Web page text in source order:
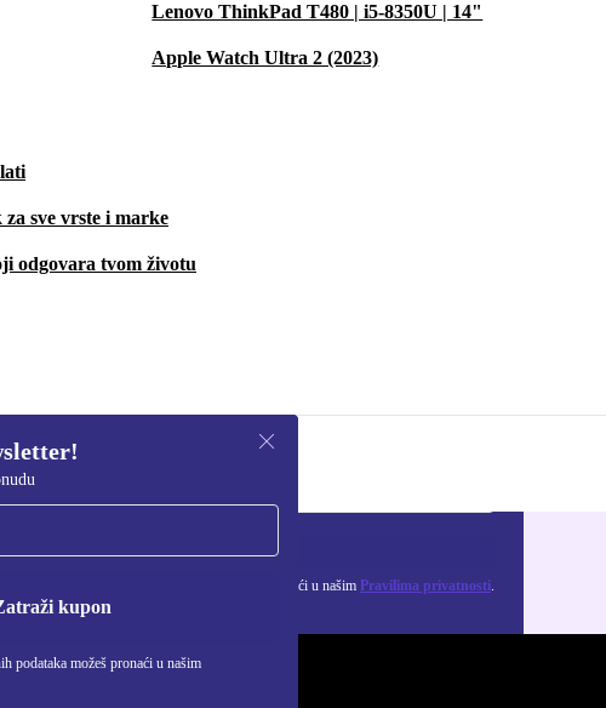
Lenovo ThinkPad T480 | i5-8350U | 14"
Apple Watch Ultra 2 (2023)
sve vrste i marke
odgovara tvom životu
kupon
podataka možeš pronaći u našim
Zatraži kupon
o korištenju osobnih podataka možeš pronaći u našim Pravilima privatnosti.